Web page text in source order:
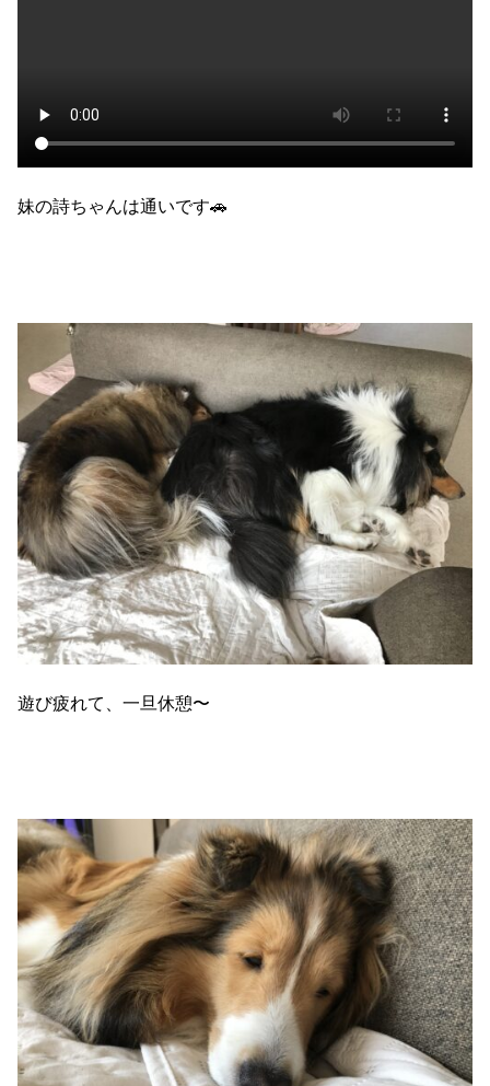
妹の詩ちゃんは通いです🚗
遊び疲れて、一旦休憩〜